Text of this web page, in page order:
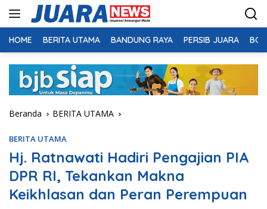
HOME BERITA UTAMA BANDUNG RAYA PERSIB JUARA
Beranda BERITA UTAMA
BERITA UTAMA
Hj. Ratnawati Hadiri Pengajian PIA
DPR RI, Tekankan Makna
Keikhlasan dan Peran Perempuan